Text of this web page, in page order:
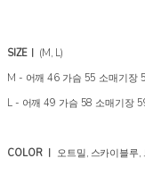
SIZEㅣ (M, L)
M - 어깨 46 가슴 55 소매기장
L - 어깨 49 가슴 58 소매기장
COLOR ㅣ 오트밀, 스카이블루,